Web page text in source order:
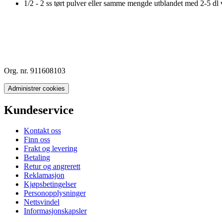
1/2 - 2 ss tørt pulver eller samme mengde utblandet med 2-5 dl
Org. nr. 911608103
Administrer cookies
Kundeservice
Kontakt oss
Finn oss
Frakt og levering
Betaling
Retur og angrerett
Reklamasjon
Kjøpsbetingelser
Personopplysninger
Nettsvindel
Informasjonskapsler